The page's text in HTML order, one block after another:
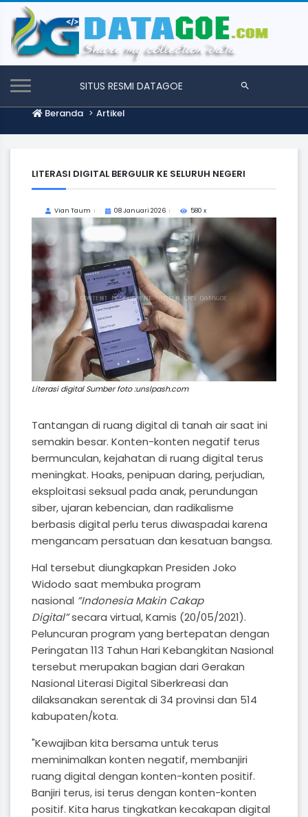
SITUS RESMI DATAGOE
Beranda Artikel
LITERASI DIGITAL BERGULIR KE SELURUH NEGERI
Vian Taum 08 Januari 2026 580 x
Literasi digital Sumber foto :unslpash.com
Tantangan di ruang digital di tanah air saat ini
semakin besar. Konten-konten negatif terus
bermunculan, kejahatan di ruang digital terus
meningkat. Hoaks, penipuan daring, perjudian,
eksploitasi seksual pada anak, perundungan
siber, ujaran kebencian, dan radikalisme
berbasis digital perlu terus diwaspadai karena
mengancam persatuan dan kesatuan bangsa.
Hal tersebut diungkapkan Presiden Joko
Widodo saat membuka program
nasional ”Indonesia Makin Cakap
Digital”secara virtual, Kamis (20/05/2021).
Peluncuran program yang bertepatan dengan
Peringatan 113 Tahun Hari Kebangkitan Nasional
tersebut merupakan bagian dari Gerakan
Nasional Literasi Digital Siberkreasi dan
dilaksanakan serentak di 34 provinsi dan 514
kabupaten/kota.
"Kewajiban kita bersama untuk terus
meminimalkan konten negatif, membanjiri
ruang digital dengan konten-konten positif.
Banjiri terus, isi terus dengan konten-konten
positif. Kita harus tingkatkan kecakapan digital